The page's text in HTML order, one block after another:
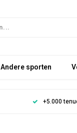
Andere sporten
+5.000